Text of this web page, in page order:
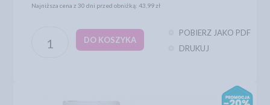
Najniższa cena z 30 dni przed obniżką: 43,99 zł
DO KOSZYKA
POBIERZ JAKO PDF
DRUKUJ